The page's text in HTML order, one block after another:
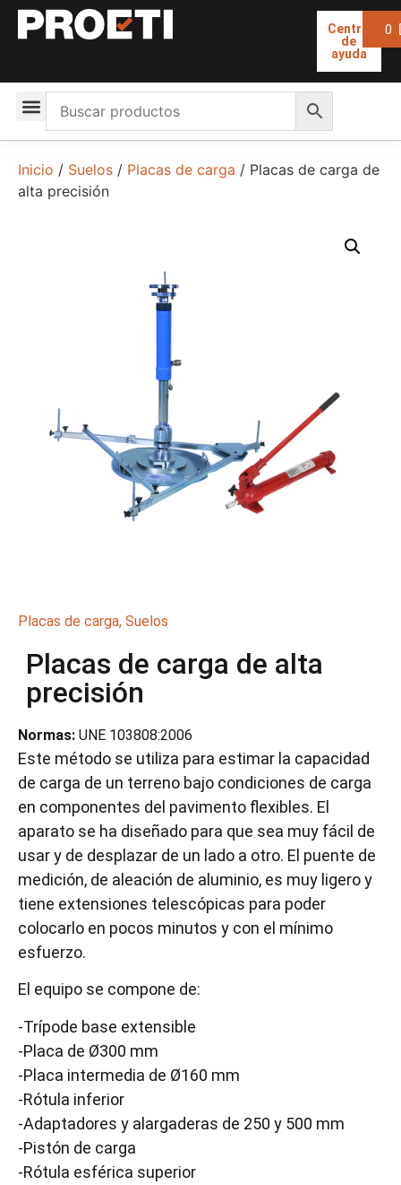
Centro
de
ayuda
0
Inicio / Suelos / Placas de carga / Placas de carga de
alta precisión
Placas de carga, Suelos
Placas de carga de alta
precisión
Normas: UNE 103808:2006
Este método se utiliza para estimar la capacidad
de carga de un terreno bajo condiciones de carga
en componentes del pavimento flexibles. El
aparato se ha diseñado para que sea muy fácil de
usar y de desplazar de un lado a otro. El puente de
medición, de aleación de aluminio, es muy ligero y
tiene extensiones telescópicas para poder
colocarlo en pocos minutos y con el mínimo
esfuerzo.
El equipo se compone de:
-Trípode base extensible
-Placa de Ø300 mm
-Placa intermedia de Ø160 mm
-Rótula inferior
-Adaptadores y alargaderas de 250 y 500 mm
-Pistón de carga
-Rótula esférica superior